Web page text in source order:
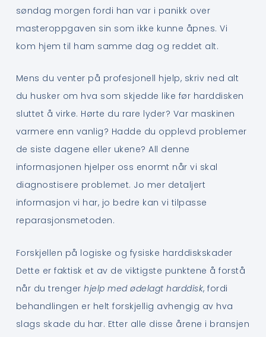
søndag morgen fordi han var i panikk over
masteroppgaven sin som ikke kunne åpnes. Vi
kom hjem til ham samme dag og reddet alt.
Mens du venter på profesjonell hjelp, skriv ned alt
du husker om hva som skjedde like før harddisken
sluttet å virke. Hørte du rare lyder? Var maskinen
varmere enn vanlig? Hadde du opplevd problemer
de siste dagene eller ukene? All denne
informasjonen hjelper oss enormt når vi skal
diagnostisere problemet. Jo mer detaljert
informasjon vi har, jo bedre kan vi tilpasse
reparasjonsmetoden.
Forskjellen på logiske og fysiske harddiskskader
Dette er faktisk et av de viktigste punktene å forstå
når du trengerhjelp med ødelagt harddisk, fordi
behandlingen er helt forskjellig avhengig av hva
slags skade du har. Etter alle disse årene i bransjen